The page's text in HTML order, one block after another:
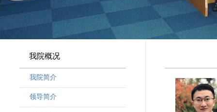
我院概况
我院简介
领导简介